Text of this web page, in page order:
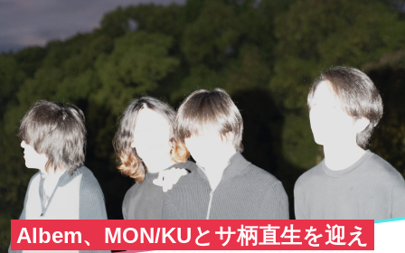
Albem、MON/KUとサ柄直生を迎え